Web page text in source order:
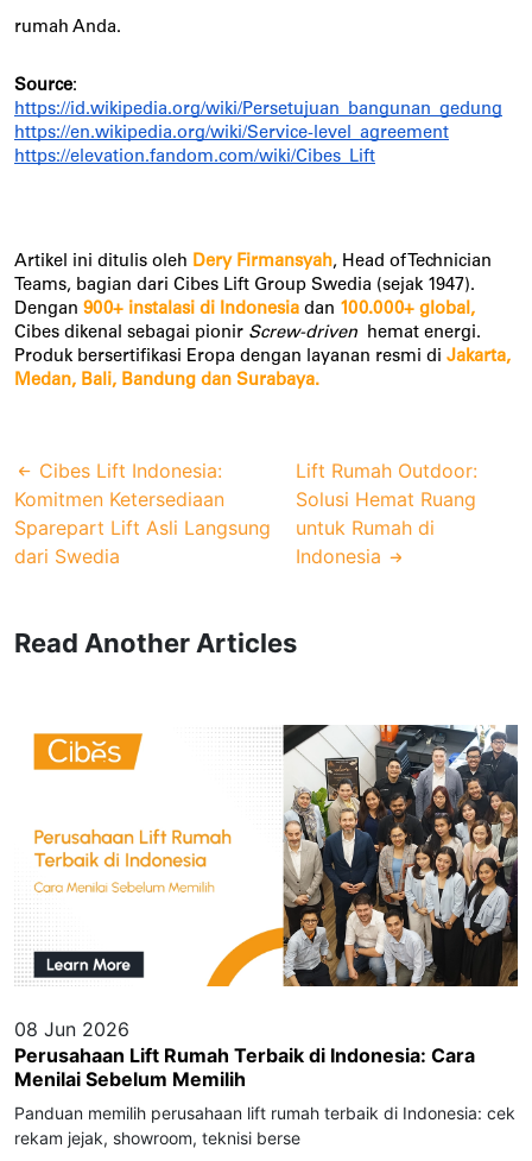
rumah Anda.
Source:
https://id.wikipedia.org/wiki/Persetujuan_bangunan_gedung
https://en.wikipedia.org/wiki/Service-level_agreement
https://elevation.fandom.com/wiki/Cibes_Lift
Artikel ini ditulis oleh Dery Firmansyah, Head of Technician
Teams, bagian dari Cibes Lift Group Swedia (sejak 1947).
Dengan 900+ instalasi di Indonesia dan 100.000+ global,
Cibes dikenal sebagai pionir Screw-driven hemat energi.
Produk bersertifikasi Eropa dengan layanan resmi di Jakarta,
Medan, Bali, Bandung dan Surabaya.
Cibes Lift Indonesia:
Komitmen Ketersediaan
Sparepart Lift Asli Langsung
dari Swedia
Lift Rumah Outdoor:
Solusi Hemat Ruang
untuk Rumah di
Indonesia
Read Another Articles
08 Jun 2026
Perusahaan Lift Rumah Terbaik di Indonesia: Cara
Menilai Sebelum Memilih
Panduan memilih perusahaan lift rumah terbaik di Indonesia: cek
rekam jejak, showroom, teknisi berse